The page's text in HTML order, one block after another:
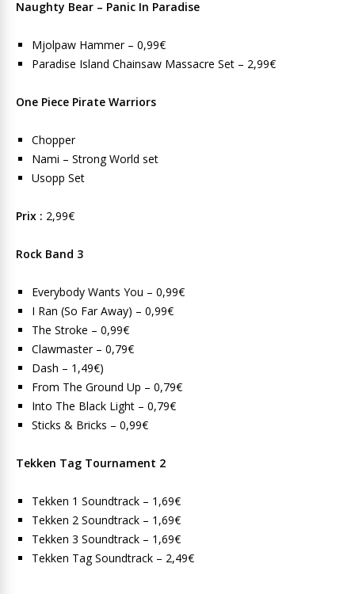
Naughty Bear – Panic In Paradise
Mjolpaw Hammer – 0,99€
Paradise Island Chainsaw Massacre Set – 2,99€
One Piece Pirate Warriors
Chopper
Nami – Strong World set
Usopp Set
Prix : 2,99€
Rock Band 3
Everybody Wants You – 0,99€
I Ran (So Far Away) – 0,99€
The Stroke – 0,99€
Clawmaster – 0,79€
Dash – 1,49€)
From The Ground Up – 0,79€
Into The Black Light – 0,79€
Sticks & Bricks – 0,99€
Tekken Tag Tournament 2
Tekken 1 Soundtrack – 1,69€
Tekken 2 Soundtrack – 1,69€
Tekken 3 Soundtrack – 1,69€
Tekken Tag Soundtrack – 2,49€